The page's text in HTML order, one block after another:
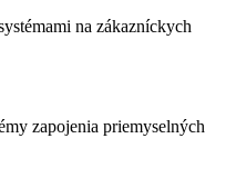
na zákazníckych
zapojenia priemyselných